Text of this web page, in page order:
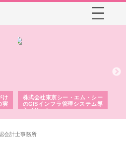
け
実
株式会社東京シー・エム・シー
のGISインフラ管理システム導
入メリット
会計士事務所